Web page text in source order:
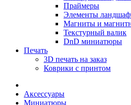
Праймеры
Элементы
Магниты и
Текстурный валик
DnD миниатюры
Печать
3D печать на заказ
Коврики с принтом
Аксессуары
Миниатюры